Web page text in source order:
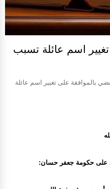
اسم عائلة تسبب
بالموافقة على تغيير اسم عائلة
على حكومة جعفر حسان: